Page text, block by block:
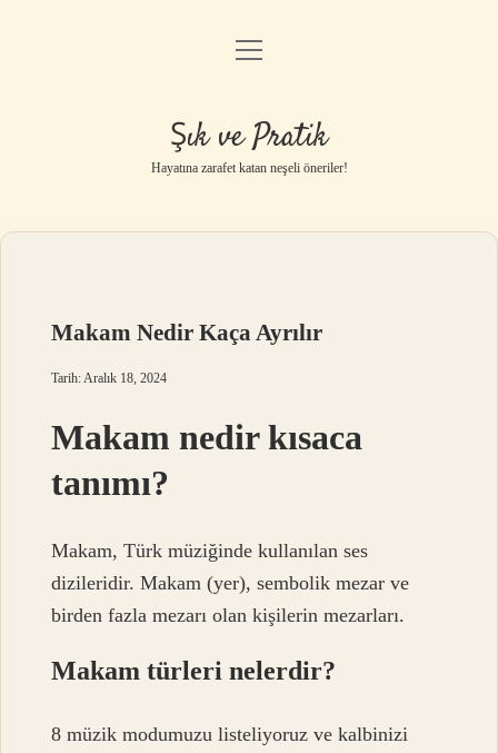
Anasayfa
Yasal Uyarı
menüyü
Şık ve Pratik
Hayatına zarafet katan neşeli öneriler!
Makam Nedir Kaça Ayrılır
Tarih: Aralık 18, 2024
Makam nedir kısaca
tanımı?
Makam, Türk müziğinde kullanılan ses
dizileridir. Makam (yer), sembolik mezar ve
birden fazla mezarı olan kişilerin mezarları.
Makam türleri nelerdir?
8 müzik modumuzu listeliyoruz ve kalbinizi